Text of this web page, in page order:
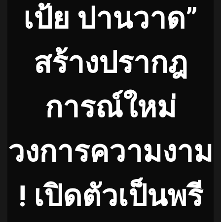
เป้ย ปานวาด”
สร้างปรากฎ
การณ์ใหม่
วงการความงาม
! เปิดตัวเป็นพรี